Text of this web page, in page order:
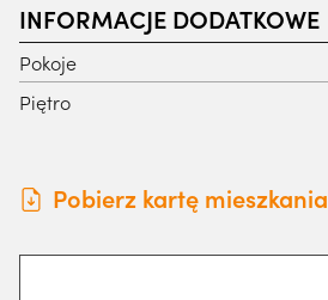
INFORMACJE DODATKOWE
Pokoje
Piętro
Pobierz kartę mieszkania